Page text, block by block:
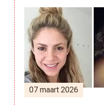
07 maart 2026